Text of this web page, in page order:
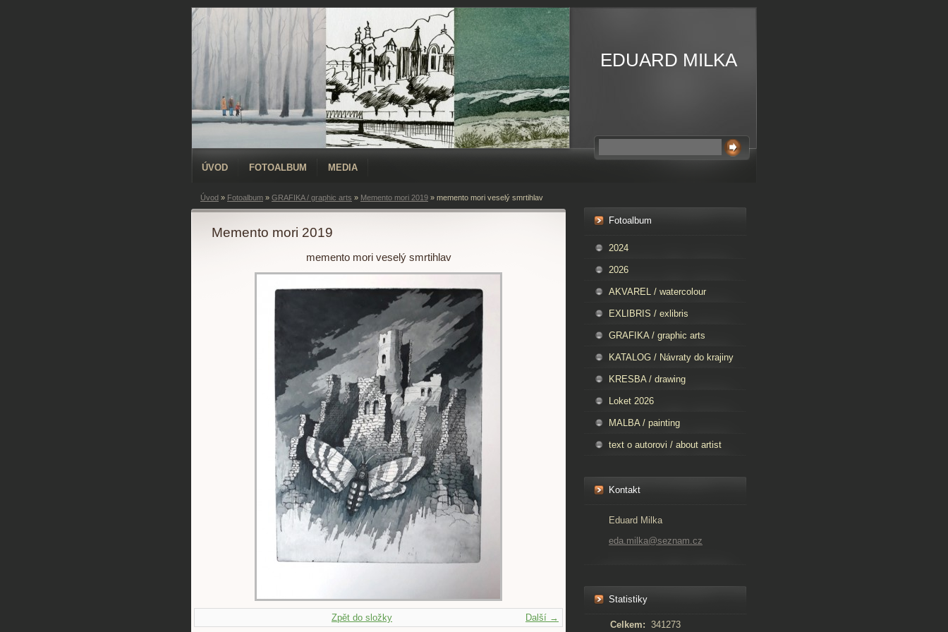
EDUARD MILKA
ÚVOD FOTOALBUM MEDIA
Úvod » Fotoalbum » GRAFIKA / graphic arts » Memento mori 2019 » memento mori veselý smrtihlav
Memento mori 2019
memento mori veselý smrtihlav
Další →
Zpět do složky
Fotoalbum
2024
2026
AKVAREL / watercolour
EXLIBRIS / exlibris
GRAFIKA / graphic arts
KATALOG / Návraty do krajiny
KRESBA / drawing
Loket 2026
MALBA / painting
text o autorovi / about artist
Kontakt
Eduard Milka
eda.milka@seznam.cz
Statistiky
Celkem: 341273